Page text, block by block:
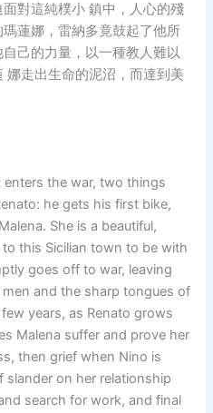
對這純樸小 鎮中，人心的殘
蓮娜，雷納多竟鼓起了他所
己的力量，以一種教人難以
娜走出生命的泥沼，而達到美
the war, two things
he gets his first bike,
She is a beautiful,
this Sicilian town to be with
goes off to war, leaving
and the sharp tongues of
years, as Renato grows
Malena suffer and prove her
then grief when Nino is
on her relationship
search for work, and final